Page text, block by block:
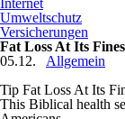
Internet
Umweltschutz
Versicherungen
Fat Loss At Its
05.12.
Allgemein
Tip Fat Loss At Its
This Biblical health